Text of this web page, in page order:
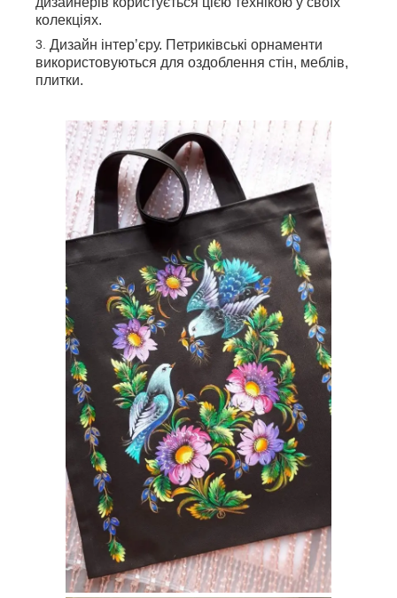
колекціях.
Дизайн інтерʼєру. Петриківські орнаменти
використовуються для оздоблення стін, меблів,
плитки.